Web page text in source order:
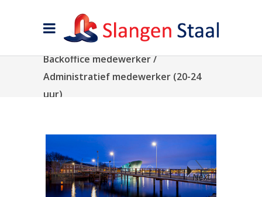
Backoffice medewerker /
Administratief medewerker (20-24
uur)
Next